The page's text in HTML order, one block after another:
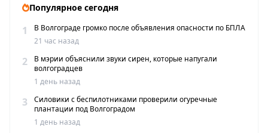
Популярное сегодня
1
В Волгограде громко после объявления опасности по БПЛА
21 час назад
2
В мэрии объяснили звуки сирен, которые напугали
волгоградцев
1 день назад
3
Силовики с беспилотниками проверили огуречные
плантации под Волгоградом
1 день назад